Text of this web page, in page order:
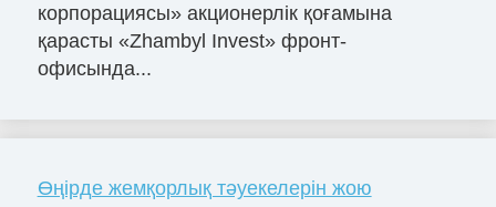
корпорациясы» акционерлік қоғамына
қарасты «Zhambyl Invest» фронт-
офисында...
Өңірде жемқорлық тәуекелерін жою